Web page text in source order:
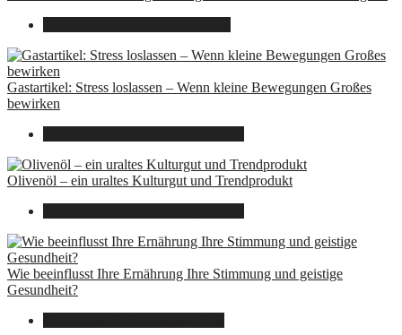
Gastartikel: Stress loslassen – Wenn kleine Bewegungen Großes
bewirken
Olivenöl – ein uraltes Kulturgut und Trendprodukt
Wie beeinflusst Ihre Ernährung Ihre Stimmung und geistige
Gesundheit?